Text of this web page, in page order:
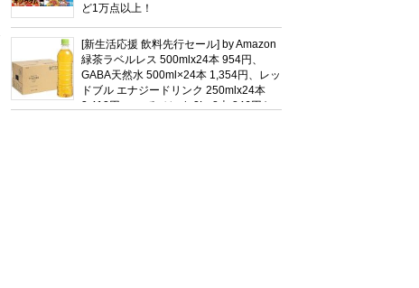
ど1万点以上！
[新生活応援 飲料先行セール] by Amazon
緑茶ラベルレス 500mlx24本 954円、
GABA天然水 500ml×24本 1,354円、レッ
ドブル エナジードリンク 250mlx24本
3,412円、い･ろ･は･す 2L×8本 846円な